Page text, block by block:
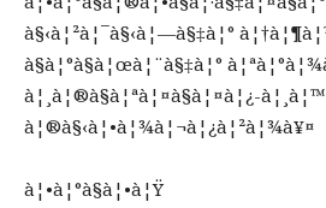
à§‹à¦²à¦¯à§‹à¦—à§‡à¦°
à§à¦°à§à¦œà¦¨à§‡à¦°
à¦¸à¦®à§à¦ªà¦¤à§à¦¤à¦¿-
à¦®à§‹à¦•à¦¾à¦¬à¦¿à¦²à¦¾à¥¤
à¦•à¦°à§à¦•à¦Ÿ